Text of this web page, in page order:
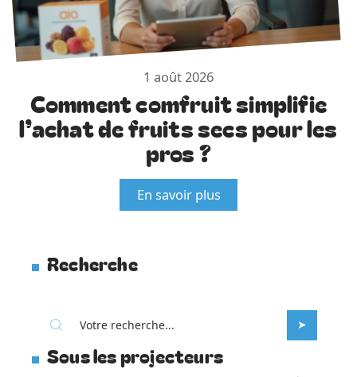
1 août 2026
Comment comfruit simplifie
l’achat de fruits secs pour les
pros ?
En savoir plus
Recherche
Sous les projecteurs